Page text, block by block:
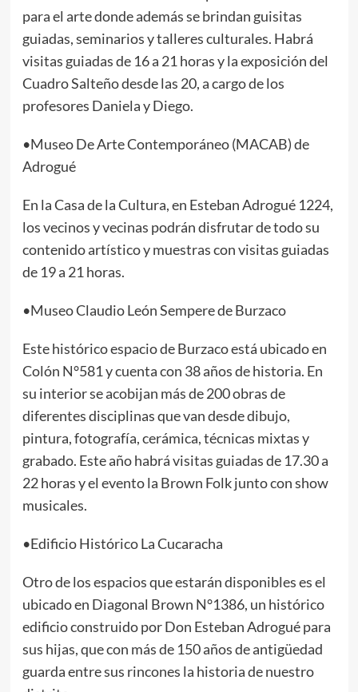
para el arte donde además se brindan guisitas
guiadas, seminarios y talleres culturales. Habrá
visitas guiadas de 16 a 21 horas y la exposición del
Cuadro Salteño desde las 20, a cargo de los
profesores Daniela y Diego.
•Museo De Arte Contemporáneo (MACAB) de
Adrogué
En la Casa de la Cultura, en Esteban Adrogué 1224,
los vecinos y vecinas podrán disfrutar de todo su
contenido artístico y muestras con visitas guiadas
de 19 a 21 horas.
•Museo Claudio León Sempere de Burzaco
Este histórico espacio de Burzaco está ubicado en
Colón N°581 y cuenta con 38 años de historia. En
su interior se acobijan más de 200 obras de
diferentes disciplinas que van desde dibujo,
pintura, fotografía, cerámica, técnicas mixtas y
grabado. Este año habrá visitas guiadas de 17.30 a
22 horas y el evento la Brown Folk junto con show
musicales.
•Edificio Histórico La Cucaracha
Otro de los espacios que estarán disponibles es el
ubicado en Diagonal Brown N°1386, un histórico
edificio construido por Don Esteban Adrogué para
sus hijas, que con más de 150 años de antigüedad
guarda entre sus rincones la historia de nuestro